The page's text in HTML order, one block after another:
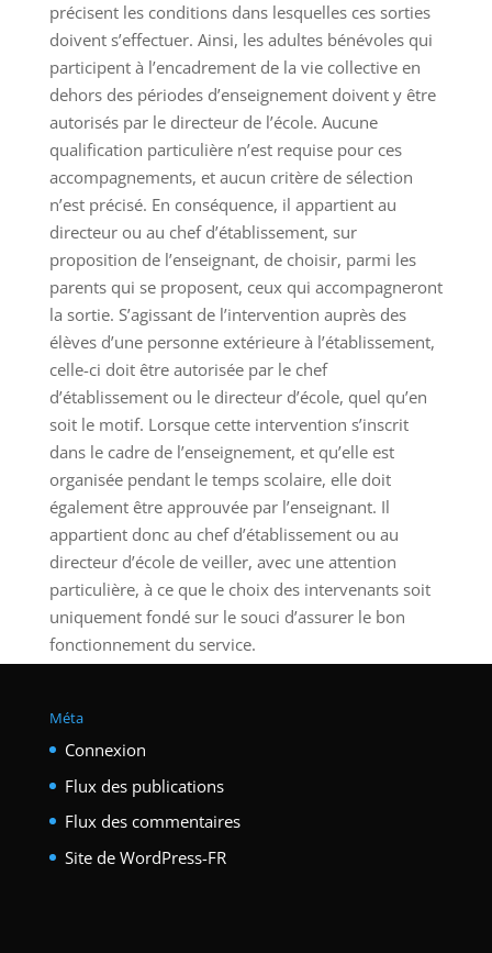
précisent les conditions dans lesquelles ces sorties
doivent s’effectuer. Ainsi, les adultes bénévoles qui
participent à l’encadrement de la vie collective en
dehors des périodes d’enseignement doivent y être
autorisés par le directeur de l’école. Aucune
qualification particulière n’est requise pour ces
accompagnements, et aucun critère de sélection
n’est précisé. En conséquence, il appartient au
directeur ou au chef d’établissement, sur
proposition de l’enseignant, de choisir, parmi les
parents qui se proposent, ceux qui accompagneront
la sortie. S’agissant de l’intervention auprès des
élèves d’une personne extérieure à l’établissement,
celle-ci doit être autorisée par le chef
d’établissement ou le directeur d’école, quel qu’en
soit le motif. Lorsque cette intervention s’inscrit
dans le cadre de l’enseignement, et qu’elle est
organisée pendant le temps scolaire, elle doit
également être approuvée par l’enseignant. Il
appartient donc au chef d’établissement ou au
directeur d’école de veiller, avec une attention
particulière, à ce que le choix des intervenants soit
uniquement fondé sur le souci d’assurer le bon
fonctionnement du service.
Méta
Connexion
Flux des publications
Flux des commentaires
Site de WordPress-FR